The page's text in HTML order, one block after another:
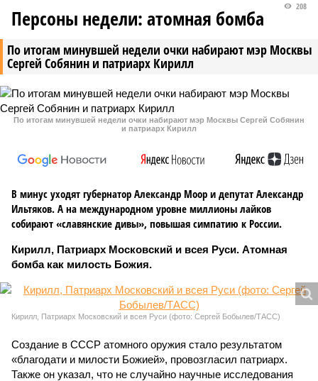
По итогам минувшей недели очки набирают мэр Москвы
Сергей Собянин и патриарх Кирилл
208
Персоны недели: атомная бомба
По итогам минувшей недели очки набирают мэр Москвы Сергей Собянин
и патриарх Кирилл
В минус уходят губернатор Александр Моор и депутат Александр
Ильтяков. А на международном уровне миллионы лайков
собирают «славянские дивы», повышая симпатию к России.
Кирилл, Патриарх Московский и всея Руси. Атомная
бомба как милость Божия.
Кирилл, Патриарх Московский и всея Руси (фото: Сергей Бобылев/ТАСС)
Создание в СССР атомного оружия стало результатом
«благодати и милости Божией», провозгласил патриарх.
Также он указал, что не случайно научные исследования